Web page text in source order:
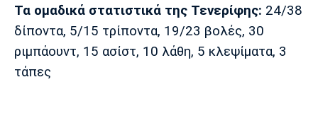
Τα ομαδικά στατιστικά της Τενερίφης: 24/38
δίποντα, 5/15 τρίποντα, 19/23 βολές, 30
ριμπάουντ, 15 ασίστ, 10 λάθη, 5 κλεψίματα, 3
τάπες